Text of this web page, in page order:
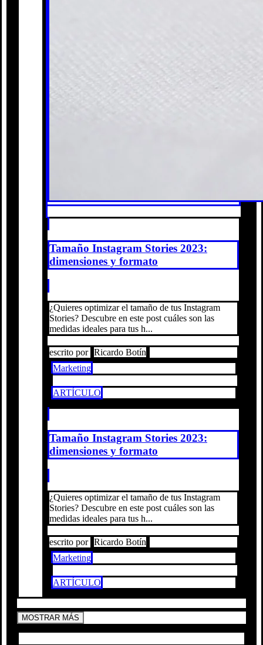
Tamaño Instagram Stories 2023:
dimensiones y formato
¿Quieres optimizar el tamaño de tus Instagram
Stories? Descubre en este post cuáles son las
medidas ideales para tus h...
escrito por Ricardo Botín
Marketing
ARTÍCULO
Tamaño Instagram Stories 2023:
dimensiones y formato
¿Quieres optimizar el tamaño de tus Instagram
Stories? Descubre en este post cuáles son las
medidas ideales para tus h...
escrito por Ricardo Botín
Marketing
ARTÍCULO
MOSTRAR MÁS